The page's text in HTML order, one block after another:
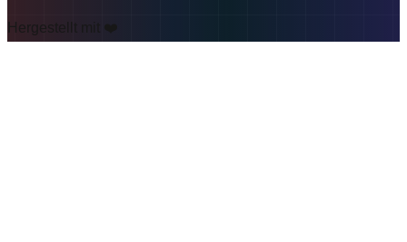
Hergestellt mit ❤️